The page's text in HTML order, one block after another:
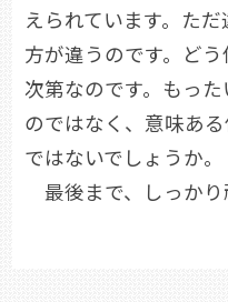
えられています。た
方が違うのです。ど
次第なのです。もっ
のではなく、意味あ
ではないでしょうか。
最後まで、しっかり